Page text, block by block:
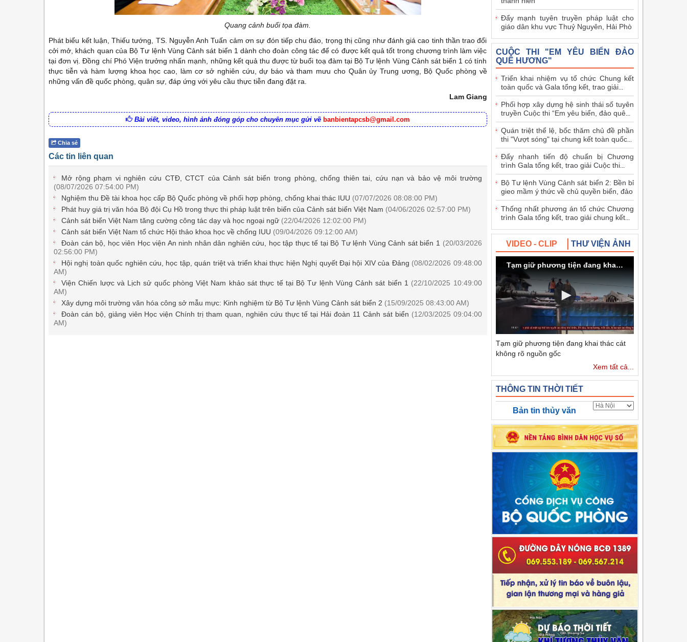
Quang cảnh buổi tọa đàm.
Phát biểu kết luận, Thiếu tướng, TS. Nguyễn Anh Tuấn cảm ơn sự đón tiếp chu đáo, trọng thị cũng như đánh giá cao tinh thần trao đổi
cởi mở, khách quan của Bộ Tư lệnh Vùng Cảnh sát biển 1 dành cho đoàn công tác để có được kết quả tốt trong chương trình làm việc
tại đơn vị. Đồng chí Phó Viện trưởng nhấn mạnh, những kết quả thu được từ buổi toạ đàm tại Bộ Tư lệnh Vùng Cảnh sát biển 1 có tính
thực tiễn và hàm lượng khoa học cao, làm cơ sở nghiên cứu, dự báo và tham mưu cho Quân ủy Trung ương, Bộ Quốc phòng về
những vấn đề quốc phòng, quân sự, đáp ứng với yêu cầu thực tiễn đang đặt ra.
Lam Giang
Bài viết, video, hình ảnh đóng góp cho chuyên mục gửi về banbientapcsb@gmail.com
Chia sẻ
Các tin liên quan
Mở rộng phạm vi nghiên cứu CTĐ, CTCT của Cảnh sát biển trong phòng, chống thiên tai, cứu nạn và bảo vệ môi trường
(08/07/2026 07:54:00 PM)
Nghiệm thu Đề tài khoa học cấp Bộ Quốc phòng về phối hợp phòng, chống khai thác IUU (07/07/2026 08:08:00 PM)
Phát huy giá trị văn hóa Bộ đội Cụ Hồ trong thực thi pháp luật trên biển của Cảnh sát biển Việt Nam (04/06/2026 02:57:00 PM)
Cảnh sát biển Việt Nam tăng cường công tác dạy và học ngoại ngữ (22/04/2026 12:02:00 PM)
Cảnh sát biển Việt Nam tổ chức Hội thảo khoa học về chống IUU (09/04/2026 09:12:00 AM)
Đoàn cán bộ, học viên Học viện An ninh nhân dân nghiên cứu, học tập thực tế tại Bộ Tư lệnh Vùng Cảnh sát biển 1 (20/03/2026
02:56:00 PM)
Hội nghị toàn quốc nghiên cứu, học tập, quán triệt và triển khai thực hiện Nghị quyết Đại hội XIV của Đảng (08/02/2026 09:48:00
AM)
Viện Chiến lược và Lịch sử quốc phòng Việt Nam khảo sát thực tế tại Bộ Tư lệnh Vùng Cảnh sát biển 1 (22/10/2025 10:49:00
AM)
Xây dựng môi trường văn hóa công sở mẫu mực: Kinh nghiệm từ Bộ Tư lệnh Vùng Cảnh sát biển 2 (15/09/2025 08:43:00 AM)
Đoàn cán bộ, giảng viên Học viện Chính trị tham quan, nghiên cứu thực tế tại Hải đoàn 11 Cảnh sát biển (12/03/2025 09:04:00
AM)
Đẩy mạnh tuyên truyền pháp luật cho
giáo dân khu vực Thuỷ Nguyên, Hải Phò
CUỘC THI "EM YÊU BIỂN ĐẢO
QUÊ HƯƠNG"
Triển khai nhiệm vụ tổ chức Chung kết
toàn quốc và Gala tổng kết, trao giải...
Phối hợp xây dựng hệ sinh thái số tuyên
truyền Cuộc thi “Em yêu biển, đảo quê...
Quán triệt thể lệ, bốc thăm chủ đề phần
thi "Vượt sóng" tại chung kết toàn quốc...
Đẩy nhanh tiến độ chuẩn bị Chương
trình Gala tổng kết, trao giải Cuộc thi...
Bộ Tư lệnh Vùng Cảnh sát biển 2: Bền bỉ
gieo mầm ý thức về chủ quyền biển, đảo
Thống nhất phương án tổ chức Chương
trình Gala tổng kết, trao giải chung kết...
VIDEO - CLIP THƯ VIỆN ẢNH
Tạm giữ phương tiện đang khai thác cát không rõ nguồn gốc
Tạm giữ phương tiện đang khai thác cát
không rõ nguồn gốc
Xem tất cả...
THÔNG TIN THỜI TIẾT
Bản tin thủy văn